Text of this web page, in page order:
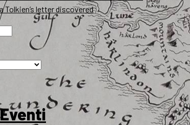
Tolkien’s letter discovered